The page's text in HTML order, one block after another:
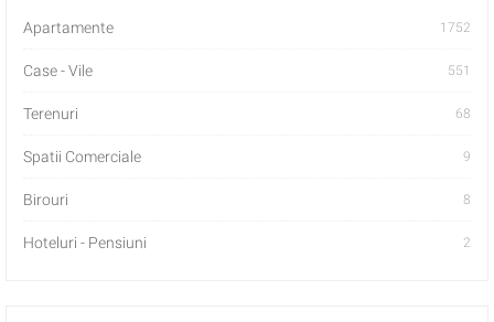
Apartamente 1752
Case - Vile 551
Terenuri 68
Spatii Comerciale 9
Birouri 8
Hoteluri - Pensiuni 2